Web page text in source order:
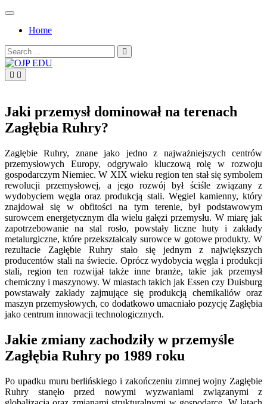
Skip
contentHome
Search
for:
Jaki przemysł dominował na terenach
Zagłębia Ruhry?
Zagłębie Ruhry, znane jako jedno z najważniejszych centrów
przemysłowych Europy, odgrywało kluczową rolę w rozwoju
gospodarczym Niemiec. W XIX wieku region ten stał się symbolem
rewolucji przemysłowej, a jego rozwój był ściśle związany z
wydobyciem węgla oraz produkcją stali. Węgiel kamienny, który
znajdował się w obfitości na tym terenie, był podstawowym
surowcem energetycznym dla wielu gałęzi przemysłu. W miarę jak
zapotrzebowanie na stal rosło, powstały liczne huty i zakłady
metalurgiczne, które przekształcały surowce w gotowe produkty. W
rezultacie Zagłębie Ruhry stało się jednym z największych
producentów stali na świecie. Oprócz wydobycia węgla i produkcji
stali, region ten rozwijał także inne branże, takie jak przemysł
chemiczny i maszynowy. W miastach takich jak Essen czy Duisburg
powstawały zakłady zajmujące się produkcją chemikaliów oraz
maszyn przemysłowych, co dodatkowo umacniało pozycję Zagłębia
jako centrum innowacji technologicznych.
Jakie zmiany zachodziły w przemyśle
Zagłębia Ruhry po 1989 roku
Po upadku muru berlińskiego i zakończeniu zimnej wojny Zagłębie
Ruhry stanęło przed nowymi wyzwaniami związanymi z